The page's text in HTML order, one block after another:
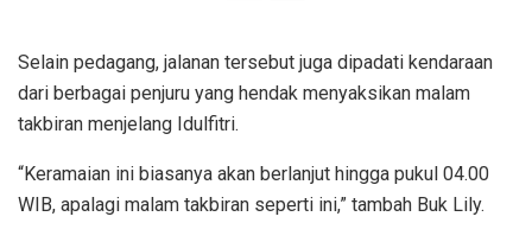
Selain pedagang, jalanan tersebut juga dipadati kendaraan
dari berbagai penjuru yang hendak menyaksikan malam
takbiran menjelang Idulfitri.
“Keramaian ini biasanya akan berlanjut hingga pukul 04.00
WIB, apalagi malam takbiran seperti ini,” tambah Buk Lily.